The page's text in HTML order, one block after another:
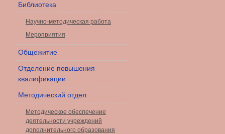
Библиотека
Научно-методическая работа
Мероприятия
Общежитие
Отделение повышения
квалификации
Методический отдел
Методическое обеспечение
деятельности учреждений
дополнительного образования